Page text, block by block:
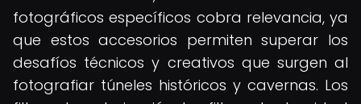
fotográficos específicos cobra relevancia, ya
que estos accesorios permiten superar los
desafíos técnicos y creativos que surgen al
fotografiar túneles históricos y cavernas. Los